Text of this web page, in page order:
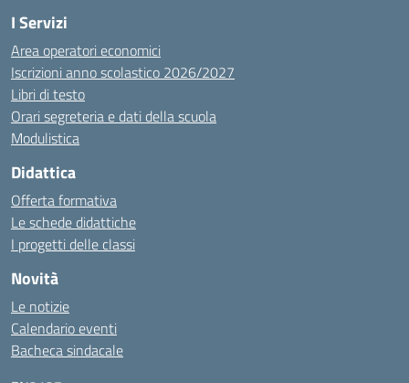
I Servizi
Area operatori economici
Iscrizioni anno scolastico 2026/2027
Libri di testo
Orari segreteria e dati della scuola
Modulistica
Didattica
Offerta formativa
Le schede didattiche
I progetti delle classi
Novità
Le notizie
Calendario eventi
Bacheca sindacale